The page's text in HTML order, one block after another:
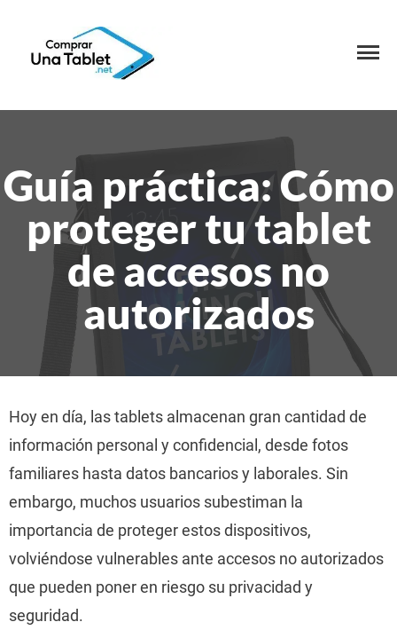
Guía práctica: Cómo
proteger tu tablet
de accesos no
autorizados
Hoy en día, las tablets almacenan gran cantidad de
información personal y confidencial, desde fotos
familiares hasta datos bancarios y laborales. Sin
embargo, muchos usuarios subestiman la
importancia de proteger estos dispositivos,
volviéndose vulnerables ante accesos no autorizados
que pueden poner en riesgo su privacidad y
seguridad.